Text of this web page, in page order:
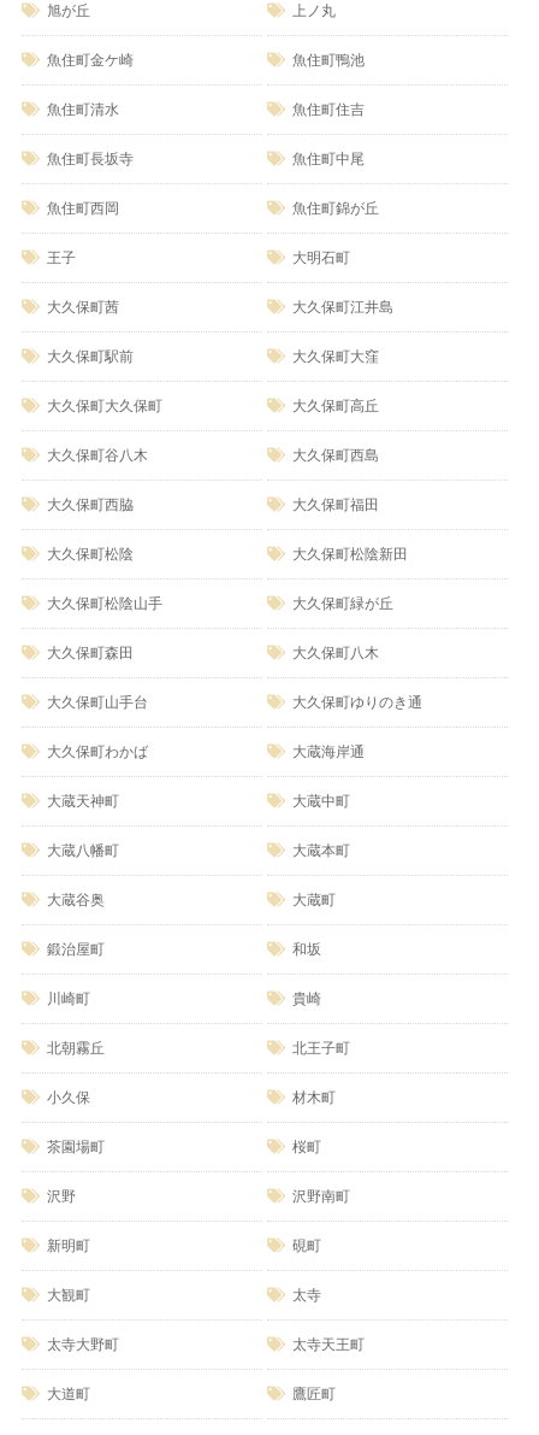
旭が丘 上ノ丸
魚住町金ケ崎 魚住町鴨池
魚住町清水 魚住町住吉
魚住町長坂寺 魚住町中尾
魚住町西岡 魚住町錦が丘
王子 大明石町
大久保町茜 大久保町江井島
大久保町駅前 大久保町大窪
大久保町大久保町 大久保町高丘
大久保町谷八木 大久保町西島
大久保町西脇 大久保町福田
大久保町松陰 大久保町松陰新田
大久保町松陰山手 大久保町緑が丘
大久保町森田 大久保町八木
大久保町山手台 大久保町ゆりのき通
大久保町わかば 大蔵海岸通
大蔵天神町 大蔵中町
大蔵八幡町 大蔵本町
大蔵谷奥 大蔵町
鍛治屋町 和坂
川崎町 貴崎
北朝霧丘 北王子町
小久保 材木町
茶園場町 桜町
沢野 沢野南町
新明町 硯町
大観町 太寺
太寺大野町 太寺天王町
大道町 鷹匠町